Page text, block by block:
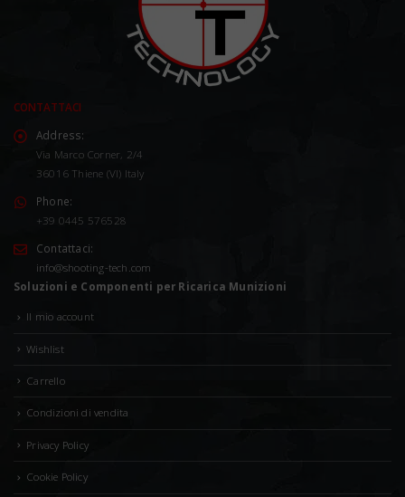
CONTATTACI
Address:
Via Marco Corner, 2/4
36016 Thiene (VI) Italy
Phone:
+39 0445 576528
Contattaci:
info@shooting-tech.com
Soluzioni e Componenti per Ricarica Munizioni
Il mio account
Wishlist
Carrello
Condizioni di vendita
Privacy Policy
Cookie Policy